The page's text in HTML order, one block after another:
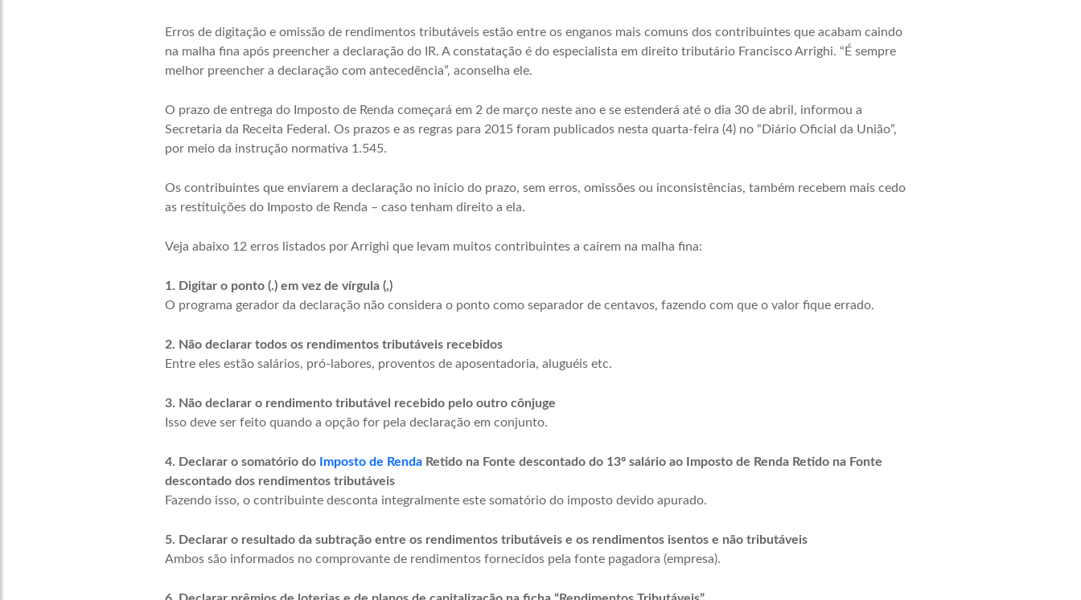
Erros de digitação e omissão de rendimentos tributáveis estão entre os enganos mais comuns dos contribuintes que acabam caindo
na malha fina após preencher a declaração do IR. A constatação é do especialista em direito tributário Francisco Arrighi. “É sempre
melhor preencher a declaração com antecedência”, aconselha ele.
O prazo de entrega do Imposto de Renda começará em 2 de março neste ano e se estenderá até o dia 30 de abril, informou a
Secretaria da Receita Federal. Os prazos e as regras para 2015 foram publicados nesta quarta-feira (4) no “Diário Oficial da União”,
por meio da instrução normativa 1.545.
Os contribuintes que enviarem a declaração no início do prazo, sem erros, omissões ou inconsistências, também recebem mais cedo
as restituições do Imposto de Renda – caso tenham direito a ela.
Veja abaixo 12 erros listados por Arrighi que levam muitos contribuintes a caírem na malha fina:
1. Digitar o ponto (.) em vez de vírgula (,)
O programa gerador da declaração não considera o ponto como separador de centavos, fazendo com que o valor fique errado.
2. Não declarar todos os rendimentos tributáveis recebidos
Entre eles estão salários, pró-labores, proventos de aposentadoria, aluguéis etc.
3. Não declarar o rendimento tributável recebido pelo outro cônjuge
Isso deve ser feito quando a opção for pela declaração em conjunto.
4. Declarar o somatório do Imposto de RendaRetido na Fonte descontado do 13º salário ao Imposto de Renda Retido na Fonte
descontado dos rendimentos tributáveis
Fazendo isso, o contribuinte desconta integralmente este somatório do imposto devido apurado.
5. Declarar o resultado da subtração entre os rendimentos tributáveis e os rendimentos isentos e não tributáveis
Ambos são informados no comprovante de rendimentos fornecidos pela fonte pagadora (empresa).